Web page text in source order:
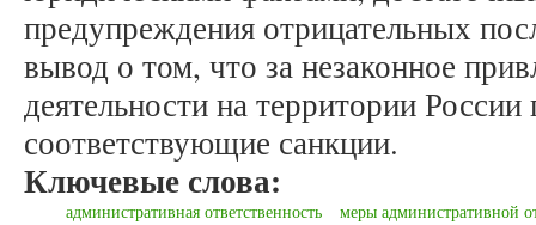
предупреждения отрицательных
вывод о том, что за незаконное
деятельности на территории
соответствующие санкции.
Ключевые слова:
административная ответственность меры административной